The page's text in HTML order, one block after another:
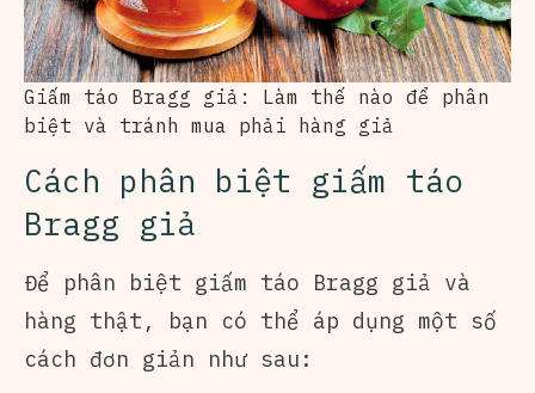
Giấm táo Bragg giả: Làm thế nào để phân
biệt và tránh mua phải hàng giả
Cách phân biệt giấm táo
Bragg giả
Để phân biệt giấm táo Bragg giả và
hàng thật, bạn có thể áp dụng một số
cách đơn giản như sau: